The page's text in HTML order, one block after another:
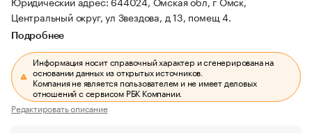
Центральный округ, ул Звездова, д 13, помещ 4.
Подробнее
Информация носит справочный характер и сгенерирована на
основании данных из открытых источников.
Компания не является пользователем и не имеет деловых
отношений с сервисом РБК Компании.
Редактировать описание